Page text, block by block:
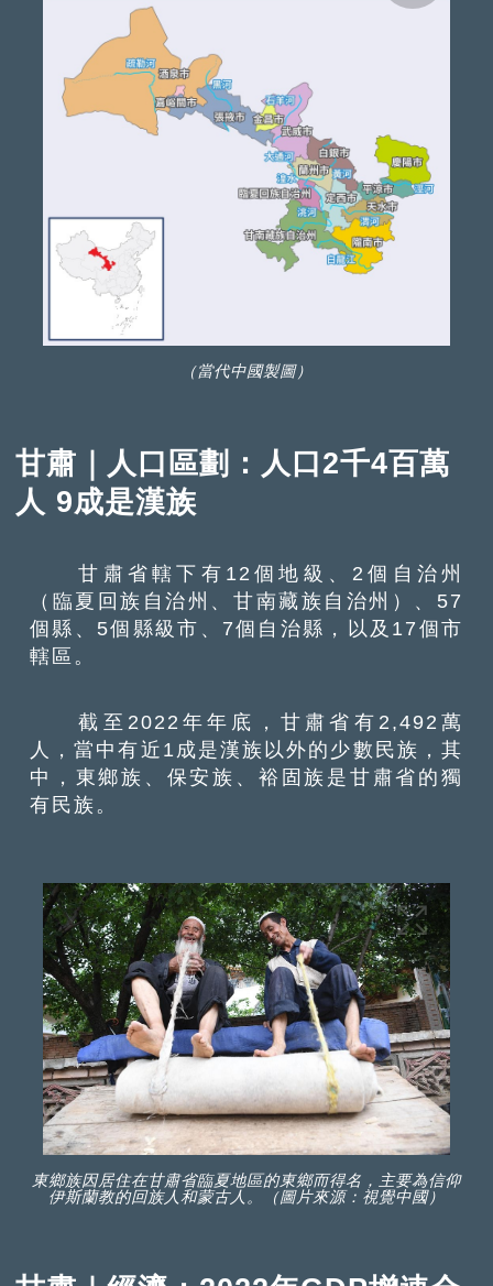
（當代中國製圖）
甘肅｜人口區劃：人口2千4百萬
人 9成是漢族
甘肅省轄下有12個地級、2個自治州
（臨夏回族自治州、甘南藏族自治州）、57
個縣、5個縣級市、7個自治縣，以及17個市
轄區。
截至2022年年底，甘肅省有2,492萬
人，當中有近1成是漢族以外的少數民族，其
中，東鄉族、保安族、裕固族是甘肅省的獨
有民族。
東鄉族因居住在甘肅省臨夏地區的東鄉而得名，主要為信仰
伊斯蘭教的回族人和蒙古人。（圖片來源：視覺中國）